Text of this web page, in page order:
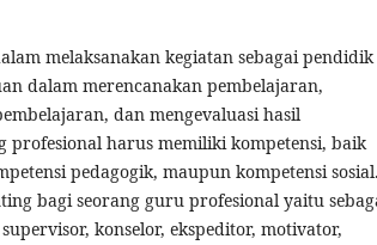
melaksanakan kegiatan sebagai pendidik
dalam merencanakan pembelajaran,
dan mengevaluasi hasil
profesional harus memiliki kompetensi, baik
pedagogik, maupun kompetensi sosial.
bagi seorang guru profesional yaitu
konselor, ekspeditor, motivator,